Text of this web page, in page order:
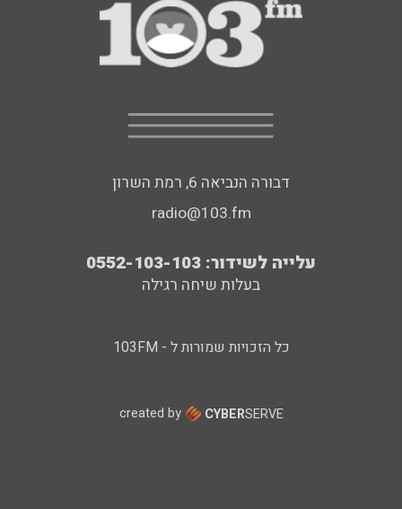
דבורה הנביאה 6, רמת השרון
radio@103.fm
עלייה לשידור: 0552-103-103
בעלות שיחה רגילה
כל הזכויות שמורות ל - 103FM
created by CYBERSERVE